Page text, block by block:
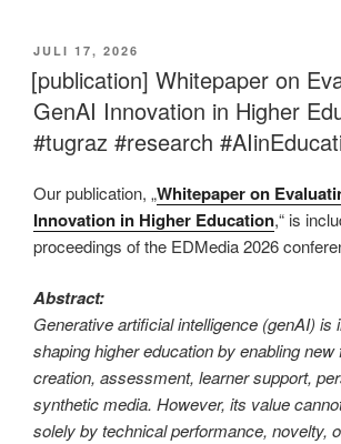
VERÖFFENTLICHT
AM
JULI 17, 2026
[publication] Whitepaper on
GenAI Innovation in Higher
#tugraz #research
Our publication, „Whitepaper on
Innovation in Higher Education,“ is
proceedings of the EDMedia 2026
Abstract:
Generative artificial intelligence (genAI) is
shaping higher education by enabling
creation, assessment, learner support,
synthetic media. However, its value
solely by technical performance, novelty,